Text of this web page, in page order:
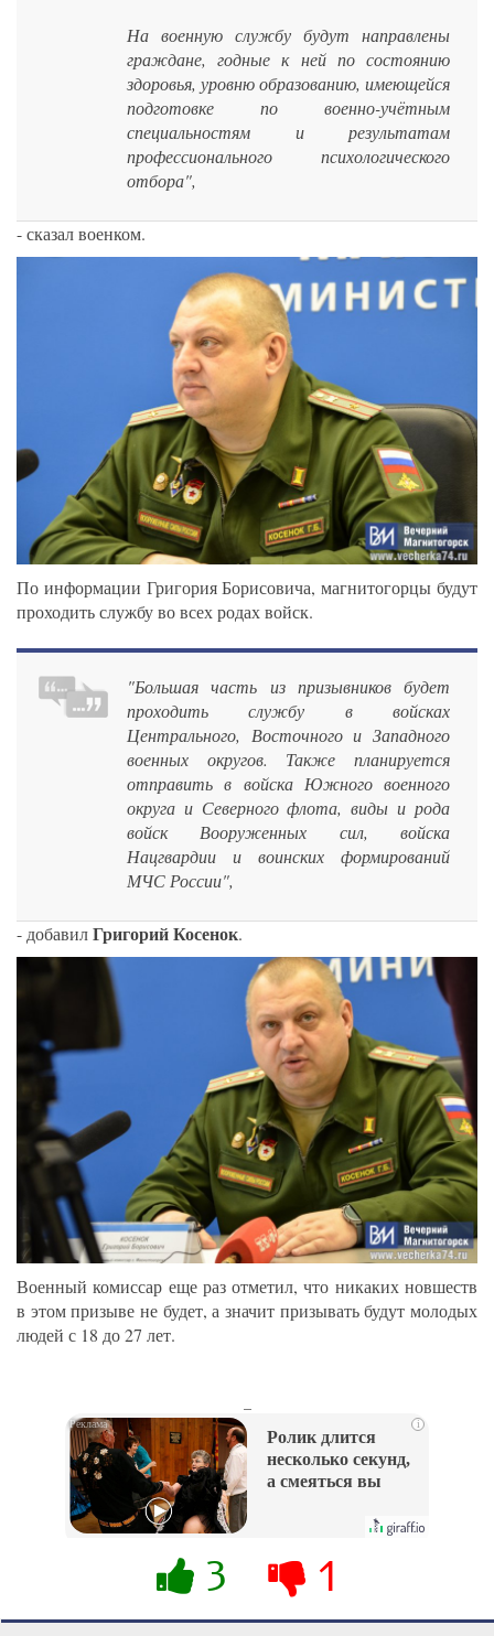
На военную службу будут направлены
граждане, годные к ней по состоянию
здоровья, уровню образованию, имеющейся
подготовке по военно-учётным
специальностям и результатам
профессионального психологического
отбора",
- сказал военком.
По информации Григория Борисовича, магнитогорцы будут
проходить службу во всех родах войск.
"Большая часть из призывников будет
проходить службу в войсках
Центрального, Восточного и Западного
военных округов. Также планируется
отправить в войска Южного военного
округа и Северного флота, виды и рода
войск Вооруженных сил, войска
Нацгвардии и воинских формирований
МЧС России",
- добавилГригорий Косенок.
Военный комиссар еще раз отметил, что никаких новшеств
в этом призыве не будет, а значит призывать будут молодых
людей с 18 до 27 лет.
i
Ролик длится
несколько секунд,
а смеяться вы
3 1